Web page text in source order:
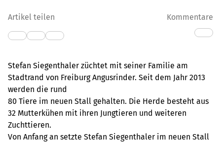
Artikel teilen Kommentare
Stefan Siegenthaler züchtet mit seiner Familie am
Stadtrand von Freiburg Angusrinder. Seit dem Jahr 2013
werden die rund
80 Tiere im neuen Stall gehalten. Die Herde besteht aus
32 Mutterkühen mit ihren Jungtieren und weiteren
Zuchttieren.
Von Anfang an setzte Stefan Siegenthaler im neuen Stall